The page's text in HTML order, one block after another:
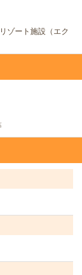
ゾート施設（エク